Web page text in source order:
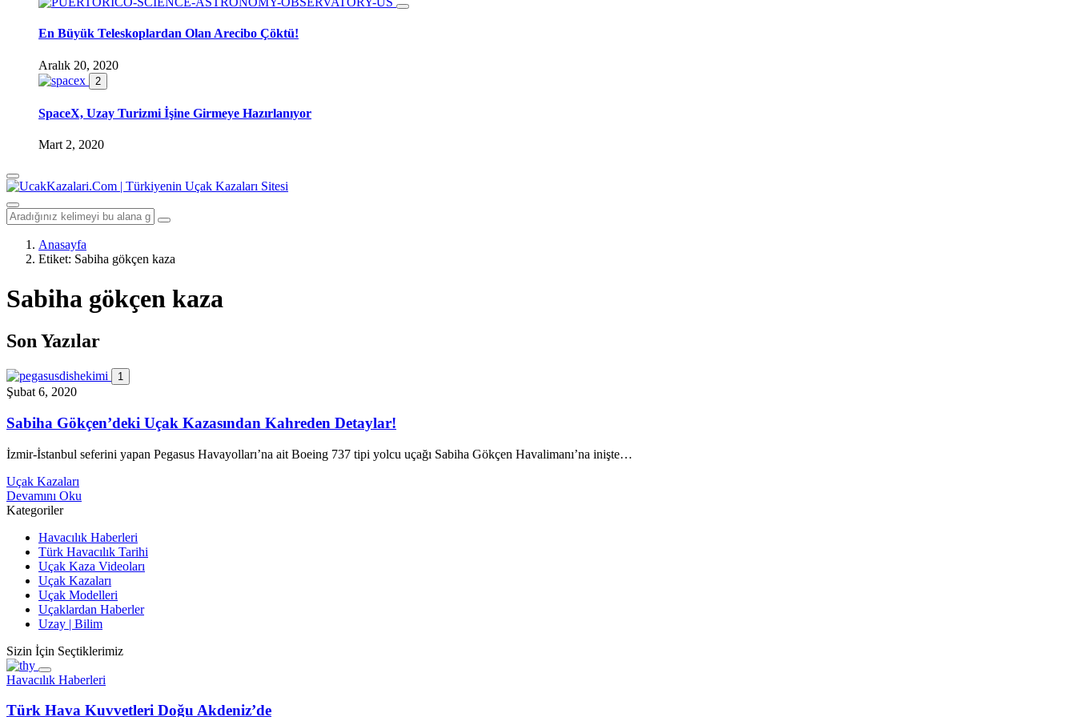
En Büyük Teleskoplardan Olan Arecibo Çöktü!
Aralık 20, 2020
2
SpaceX, Uzay Turizmi İşine Girmeye Hazırlanıyor
Mart 2, 2020
Anasayfa
Etiket: Sabiha gökçen kaza
Sabiha gökçen kaza
Son Yazılar
1
Şubat 6, 2020
Sabiha Gökçen’deki Uçak Kazasından Kahreden Detaylar!
İzmir-İstanbul seferini yapan Pegasus Havayolları’na ait Boeing 737 tipi yolcu uçağı Sabiha Gökçen Havalimanı’na inişte…
Uçak Kazaları
Devamını Oku
Kategoriler
Havacılık Haberleri
Türk Havacılık Tarihi
Uçak Kaza Videoları
Uçak Kazaları
Uçak Modelleri
Uçaklardan Haberler
Uzay | Bilim
Sizin İçin Seçtiklerimiz
Havacılık Haberleri
Türk Hava Kuvvetleri Doğu Akdeniz’de